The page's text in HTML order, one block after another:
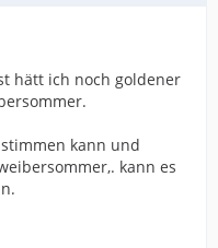
hätt ich noch goldener
kann und
kann es